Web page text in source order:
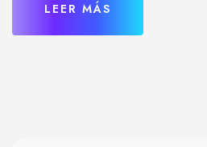
LEER MÁS